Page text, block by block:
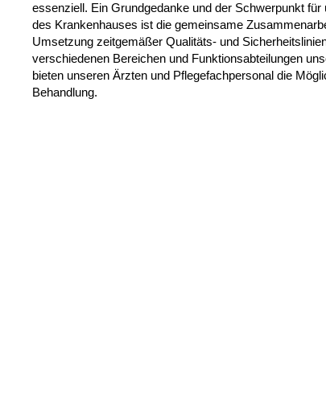
essenziell. Ein Grundgedanke und der Schwerpunkt
des Krankenhauses ist die gemeinsame
Umsetzung zeitgemäßer Qualitäts- und
verschiedenen Bereichen und Funktionsabteilungen
bieten unseren Ärzten und Pflegefachpersonal die
Behandlung.